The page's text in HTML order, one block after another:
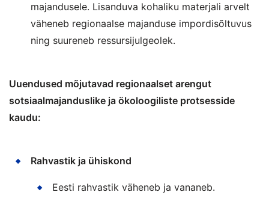
majandusele. Lisanduva kohaliku materjali arvelt
väheneb regionaalse majanduse impordisõltuvus
ning suureneb ressursijulgeolek.
Uuendused mõjutavad regionaalset arengut
sotsiaalmajanduslike ja ökoloogiliste protsesside
kaudu:
Rahvastik ja ühiskond
Eesti rahvastik väheneb ja vananeb.